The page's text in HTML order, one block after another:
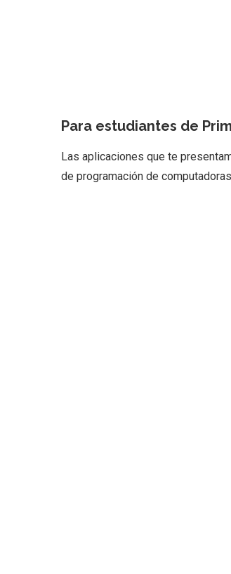
Para estudiantes de
Las aplicaciones que te
de programación de